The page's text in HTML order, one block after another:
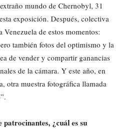
mundo de Chernobyl, 31
exposición. Después, colectiva
de estos momentos:
también fotos del optimismo y la
de vender y compartir ganancias
de la cámara. Y este año, en
otra muestra fotográfica llamada
¿cuál es su